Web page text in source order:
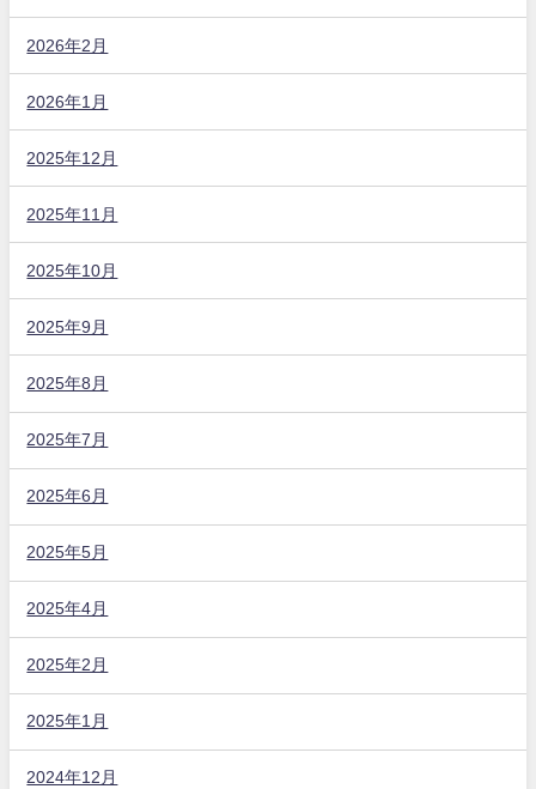
2026年2月
2026年1月
2025年12月
2025年11月
2025年10月
2025年9月
2025年8月
2025年7月
2025年6月
2025年5月
2025年4月
2025年2月
2025年1月
2024年12月